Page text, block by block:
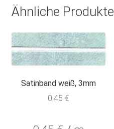
Ähnliche Produkte
Satinband weiß, 3mm
0,45 €